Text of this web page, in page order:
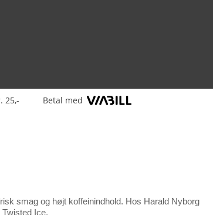
25,- Betal med
smag og højt koffeinindhold. Hos Harald Nyborg
Ice.